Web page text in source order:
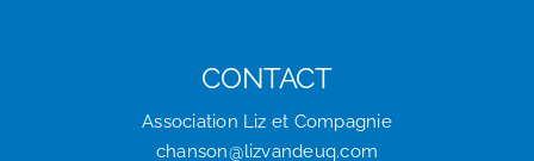
CONTACT
Association Liz et Compagnie
chanson@lizvandeuq.com